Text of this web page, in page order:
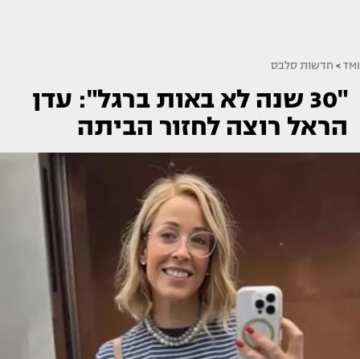
TMI
> חדשות סלבס
"30 שנה לא באות ברגל": עדן
הראל רוצה לחזור הביתה